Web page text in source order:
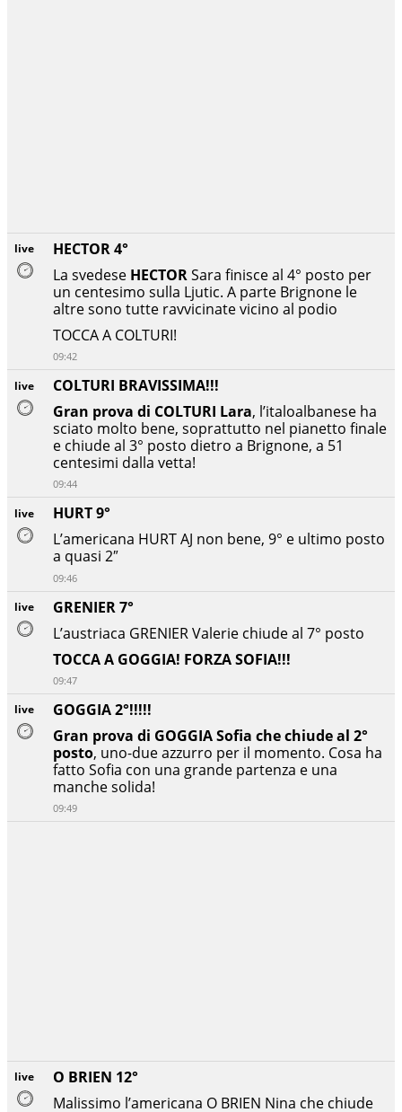
live
O BRIEN 12°
Malissimo l’americana O BRIEN Nina che chiude
live
GOGGIA 2°!!!!!
Gran prova di GOGGIA Sofia che chiude al 2°
posto, uno-due azzurro per il momento. Cosa ha
fatto Sofia con una grande partenza e una
manche solida!
09:49
live
GRENIER 7°
L’austriaca GRENIERValerie chiude al 7° posto
TOCCA A GOGGIA! FORZA SOFIA!!!
09:47
live
HURT 9°
L’americana HURT AJ non bene, 9° e ultimo posto
a quasi 2″
09:46
live
COLTURI BRAVISSIMA!!!
Gran prova di COLTURI Lara, l’italoalbanese ha
sciato molto bene, soprattutto nel pianetto finale
e chiude al 3° posto dietro a Brignone, a 51
centesimi dalla vetta!
09:44
live
HECTOR 4°
La svedese HECTORSara finisce al 4° posto per
un centesimo sulla Ljutic. A parte Brignone le
altre sono tutte ravvicinate vicino al podio
TOCCA A COLTURI!
09:42